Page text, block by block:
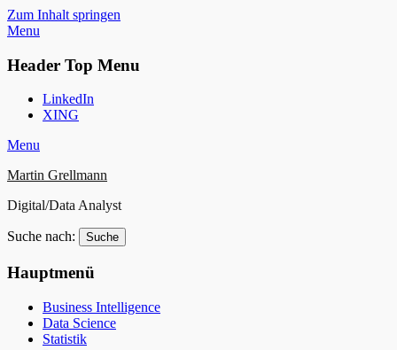
Zum Inhalt springen
Menu
Header Top Menu
LinkedIn
XING
Menu
Martin Grellmann
Digital/Data Analyst
Suche nach:
Hauptmenü
Business Intelligence
Data Science
Statistik